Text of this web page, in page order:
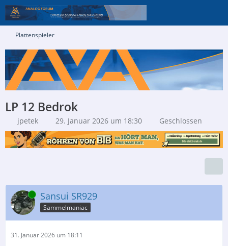
Plattenspieler
LP 12 Bedrok
jpetek 29. Januar 2026 um 18:30 Geschlossen
Online Sansui SR929
Sammelmaniac
31. Januar 2026 um 18:11